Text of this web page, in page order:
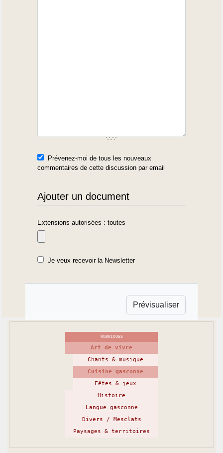
Prévenez-moi de tous les nouveaux
commentaires de cette discussion par email
Ajouter un document
Extensions autorisées : toutes
Je veux recevoir la Newsletter
RUBRIQUES
Art de vivre
Chants & musique
Cuisine gasconne
Fêtes & jeux
Histoire
Langue gasconne
Divers / Mesclats
Paysages & territoires